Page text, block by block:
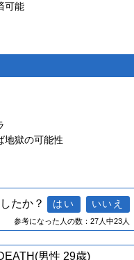
可能
地獄の可能性
たか？
参考になった人の数：27人中23人
(男性 29歳)